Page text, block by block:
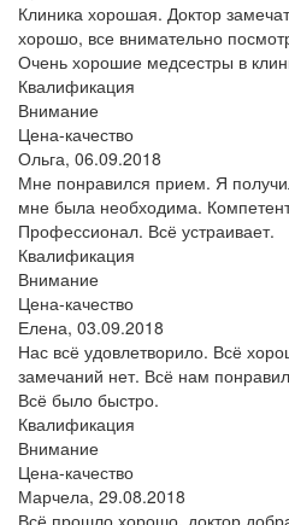
Клиника хорошая. Доктор
хорошо, все внимательно
Очень хорошие медсестры в
Квалификация
Внимание
Цена-качество
Ольга, 06.09.2018
Мне понравился прием. Я
мне была необходима.
Профессионал. Всё устраивает.
Квалификация
Внимание
Цена-качество
Елена, 03.09.2018
Нас всё удовлетворило. Всё
замечаний нет. Всё нам
Всё было быстро.
Квалификация
Внимание
Цена-качество
Марчела, 29.08.2018